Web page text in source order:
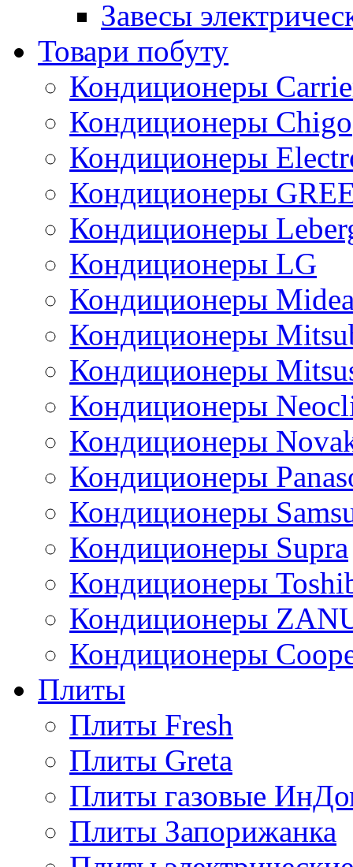
Завесы
Товари побуту
Кондиционеры
Кондиционеры Chigo
Кондиционеры
Кондиционеры
Кондиционеры
Кондиционеры LG
Кондиционеры
Кондиционеры
Кондиционеры
Кондиционеры
Кондиционеры
Кондиционеры
Кондиционеры
Кондиционеры Supra
Кондиционеры
Кондиционеры
Кондиционеры
Плиты
Плиты Fresh
Плиты Greta
Плиты газовые
Плиты Запорижанка